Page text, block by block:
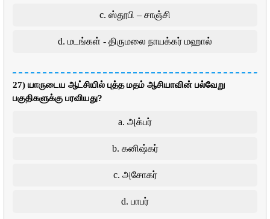
c. ஸ்தூபி – சாஞ்சி
d. மடங்கள் - திருமலை நாயக்கர் மஹால்
27) யாருடைய ஆட்சியில் புத்த மதம் ஆசியாவின் பல்வேறு
பகுதிகளுக்கு பரவியது?
a. அக்பர்
b. கனிஷ்கர்
c. அசோகர்
d. பாபர்